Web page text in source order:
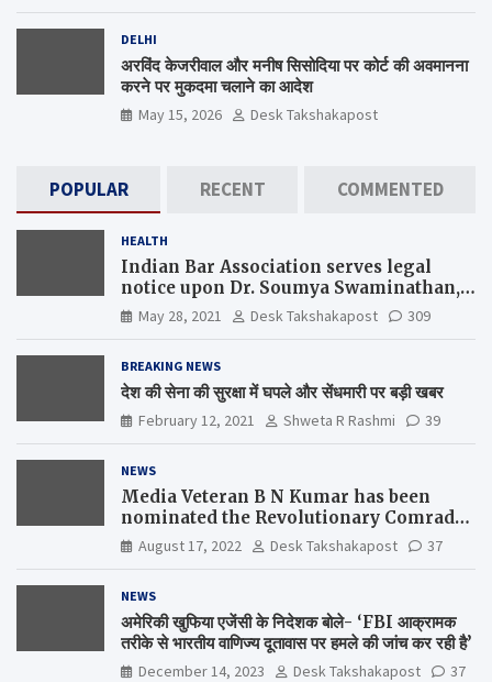
DELHI
अरविंद केजरीवाल और मनीष सिसोदिया पर कोर्ट की अवमानना
करने पर मुकदमा चलाने का आदेश
May 15, 2026 Desk Takshakapost
POPULAR RECENT COMMENTED
HEALTH
Indian Bar Association serves legal
notice upon Dr. Soumya Swaminathan,
the Chief Scientist, WHO
May 28, 2021 Desk Takshakapost 309
BREAKING NEWS
देश की सेना की सुरक्षा में घपले और सेंधमारी पर बड़ी खबर
February 12, 2021 Shweta R Rashmi 39
NEWS
Media Veteran B N Kumar has been
nominated the Revolutionary Comrade
Shiv Varma Media Award 2022-23
August 17, 2022 Desk Takshakapost 37
NEWS
अमेरिकी खुफिया एजेंसी के निदेशक बोले- ‘FBI आक्रामक
तरीके से भारतीय वाणिज्य दूतावास पर हमले की जांच कर रही है’
December 14, 2023 Desk Takshakapost 37